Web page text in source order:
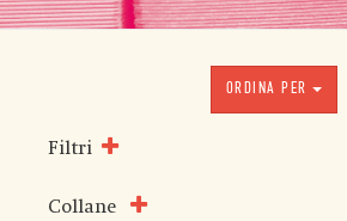
ORDINA PER
Filtri
Collane